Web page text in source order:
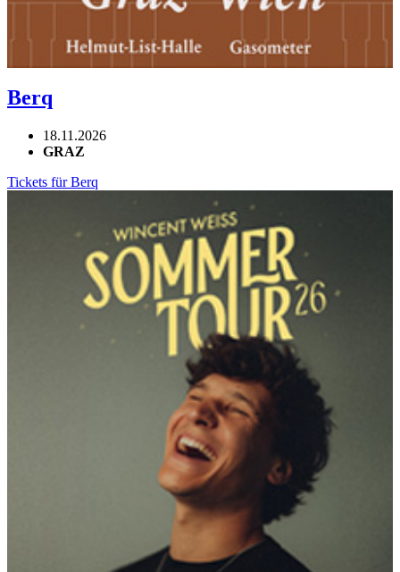
Berq
18.11.2026
GRAZ
Tickets für Berq